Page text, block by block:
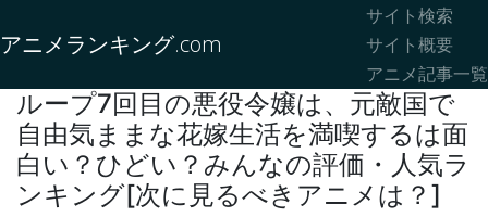
アニメランキング.com
サイト検索
サイト概要
アニメ記事一覧
ループ7回目の悪役令嬢は、元敵国で
自由気ままな花嫁生活を満喫するは面
白い？ひどい？みんなの評価・人気ラ
ンキング[次に見るべきアニメは？]